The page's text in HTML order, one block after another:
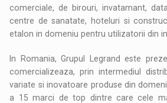
comerciale, de birouri, invatamant,
centre de sanatate, hoteluri si
etalon in domeniu pentru utilizatorii din
In Romania, Grupul Legrand este
comercializeaza, prin intermediul
variate si inovatoare produse din
a 15 marci de top dintre care cele